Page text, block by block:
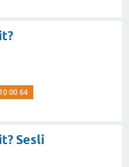
00 64
Sesli